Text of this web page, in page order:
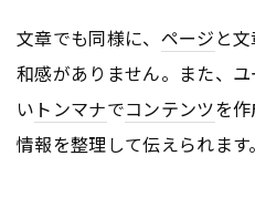
文章でも同様に、 ページ と
和感がありません。また、
い トンマナでコンテンツを
情報を整理して伝えられます。